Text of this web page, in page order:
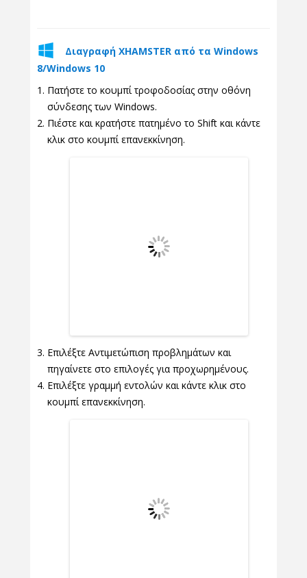
Διαγραφή XHAMSTER από τα Windows
8/Windows 10
Πατήστε το κουμπί τροφοδοσίας στην οθόνη
σύνδεσης των Windows.
Πιέστε και κρατήστε πατημένο το Shift και κάντε
κλικ στο κουμπί επανεκκίνηση.
Επιλέξτε Αντιμετώπιση προβλημάτων και
πηγαίνετε στο επιλογές για προχωρημένους.
Επιλέξτε γραμμή εντολών και κάντε κλικ στο
κουμπί επανεκκίνηση.